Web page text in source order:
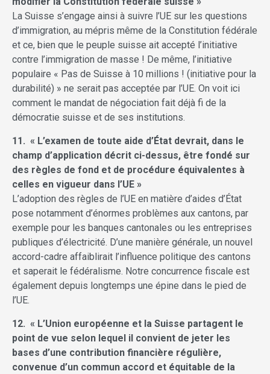
La Suisse s’engage ainsi à suivre l’UE sur les questions
d’immigration, au mépris même de la Constitution fédérale
et ce, bien que le peuple suisse ait accepté l’initiative
contre l’immigration de masse ! De même, l’initiative
populaire « Pas de Suisse à 10 millions ! (initiative pour la
durabilité) » ne serait pas acceptée par l’UE. On voit ici
comment le mandat de négociation fait déjà fi de la
démocratie suisse et de ses institutions.
11. « L’examen de toute aide d’État devrait, dans le
champ d’application décrit ci-dessus, être fondé sur
des règles de fond et de procédure équivalentes à
celles en vigueur dans l’UE »
L’adoption des règles de l’UE en matière d’aides d’État
pose notamment d’énormes problèmes aux cantons, par
exemple pour les banques cantonales ou les entreprises
publiques d’électricité. D’une manière générale, un nouvel
accord-cadre affaiblirait l’influence politique des cantons
et saperait le fédéralisme. Notre concurrence fiscale est
également depuis longtemps une épine dans le pied de
l’UE.
12. « L’Union européenne et la Suisse partagent le
point de vue selon lequel il convient de jeter les
bases d’une contribution financière régulière,
convenue d’un commun accord et équitable de la